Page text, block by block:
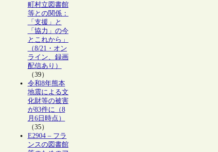
町村立図書館
等との関係：
「支援」と
「協力」の今
とこれから」
（8/21・オン
ライン、録画
配信あり）
（39）
令和8年熊本
地震による文
化財等の被害
が83件に（8
月6日時点）
（35）
E2904 – フラ
ンスの図書館